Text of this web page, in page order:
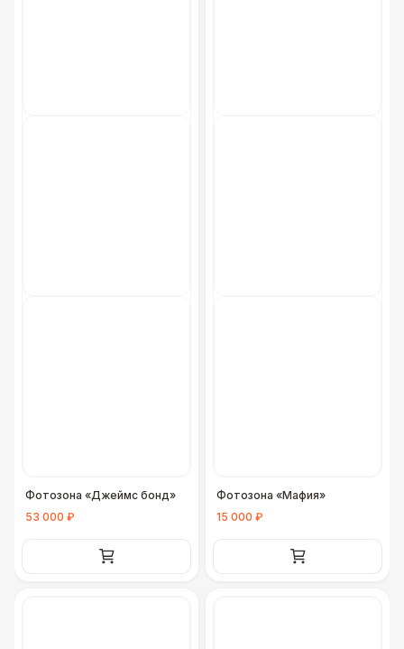
Фотозона «Джеймс бонд»
53 000 ₽
Фотозона «Мафия»
15 000 ₽